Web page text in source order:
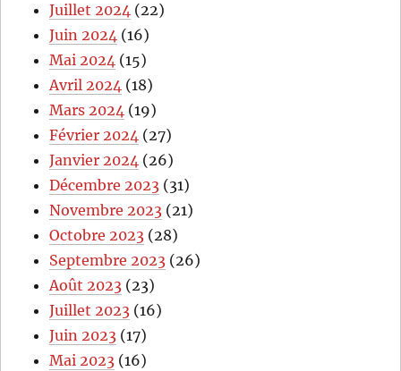
Juillet 2024 (22)
Juin 2024 (16)
Mai 2024 (15)
Avril 2024 (18)
Mars 2024 (19)
Février 2024 (27)
Janvier 2024 (26)
Décembre 2023 (31)
Novembre 2023 (21)
Octobre 2023 (28)
Septembre 2023 (26)
Août 2023 (23)
Juillet 2023 (16)
Juin 2023 (17)
Mai 2023 (16)